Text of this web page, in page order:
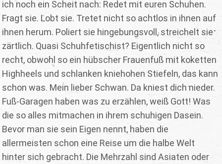
ich noch ein Scheit nach: Redet mit euren Schuhen.
Fragt sie. Lobt sie. Tretet nicht so achtlos in ihnen auf
ihnen herum. Poliert sie hingebungsvoll, streichelt sie
zärtlich. Quasi Schuhfetischist? Eigentlich nicht so
recht, obwohl so ein hübscher Frauenfuß mit koketten
Highheels und schlanken kniehohen Stiefeln, das kann
schon was. Mein lieber Schwan. Da kniest dich nieder.
Fuß-Garagen haben was zu erzählen, weiß Gott! Was
die so alles mitmachen in ihrem schuhigen Dasein.
Bevor man sie sein Eigen nennt, haben die
allermeisten schon eine Reise um die halbe Welt
hinter sich gebracht. Die Mehrzahl sind Asiaten oder